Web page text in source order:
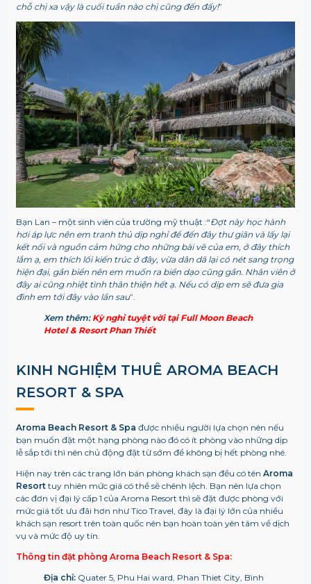
chỗ chị xa vậy là cuối tuần nào chị cũng đến đấy!”
Bạn Lan – một sinh viên của trường mỹ thuật :“Đợt này học hành
hơi áp lực nên em tranh thủ dịp nghỉ để đến đây thư giãn và lấy lại
kết nối và nguồn cảm hứng cho những bài vẽ của em, ở đây thích
lắm ạ, em thích lối kiến trúc ở đây, vừa dân dã lại có nét sang trọng
hiện đại, gần biển nên em muốn ra biển dạo cũng gần. Nhân viên ở
đây ai cũng nhiệt tình thân thiện hết ạ. Nếu có dịp em sẽ đưa gia
đình em tới đây vào lần sau”.
Xem thêm: Kỳ nghỉ tuyệt vời tại Full Moon Beach
Hotel & Resort Phan Thiết
KINH NGHIỆM THUÊ AROMA BEACH
RESORT & SPA
Aroma Beach Resort & Spa được nhiều người lựa chọn nên nếu
bạn muốn đặt một hạng phòng nào đó có ít phòng vào những dịp
lễ sắp tới thì nên chủ động đặt từ sớm để không bị hết phòng nhé.
Hiện nay trên các trang lớn bán phòng khách sạn đều có tên Aroma
Resorttuy nhiên mức giá có thể sẽ chênh lệch. Bạn nên lựa chọn
các đơn vị đại lý cấp 1 của Aroma Resort thì sẽ đặt được phòng với
mức giá tốt ưu đãi hơn như Tico Travel, đây là đại lý lớn của nhiều
khách sạn resort trên toàn quốc nên bạn hoàn toàn yên tâm về dịch
vụ và mức độ uy tín.
Thông tin đặt phòng Aroma Beach Resort & Spa:
Địa chỉ:Quater 5, Phu Hai ward, Phan Thiet City, Bình